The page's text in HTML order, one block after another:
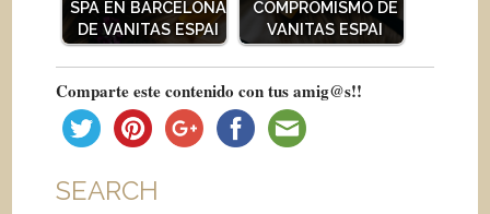
SPA EN BARCELONA
DE VANITAS ESPAI
COMPROMISMO DE
VANITAS ESPAI
Comparte este contenido con tus amig@s!!
SEARCH